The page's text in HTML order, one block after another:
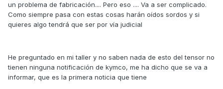
un problema de fabricación.... Pero eso .... Va a ser complicado.
Como siempre pasa con estas cosas harán oídos sordos y si
quieres algo tendrá que ser por vía judicial
He preguntado en mi taller y no saben nada de esto del tensor no
tienen ninguna notificación de kymco, me ha dicho que se va a
informar, que es la primera noticia que tiene